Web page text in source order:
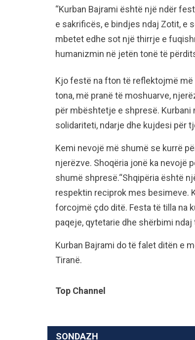
“Kurban Bajrami është një ndër
e sakrificës, e bindjes ndaj Zotit, e
mbetet edhe sot një thirrje e
humanizmin në jetën tonë të
Kjo festë na fton të reflektojmë
tona, më pranë të moshuarve,
për mbështetje e shpresë.
solidariteti, ndarje dhe kujdesi për
Kemi nevojë më shumë se kurrë
njerëzve. Shoqëria jonë ka nevojë
shumë shpresë.“Shqipëria është
respektin reciprok mes besimeve.
forcojmë çdo ditë. Festa të tilla na
paqeje, qytetarie dhe shërbimi
Kurban Bajrami do të falet ditën e
Tiranë.
Top Channel
SONDAZH